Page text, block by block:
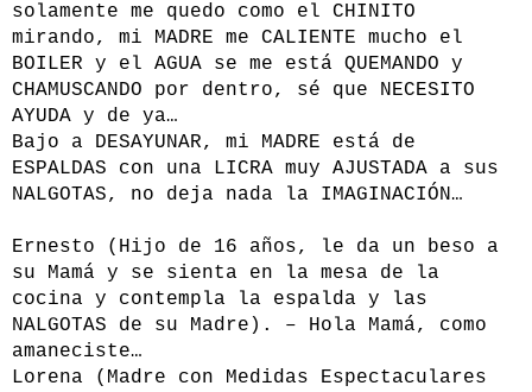
solamente me quedo como el CHINITO
mirando, mi MADRE me CALIENTE mucho el
BOILER y el AGUA se me está QUEMANDO y
CHAMUSCANDO por dentro, sé que NECESITO
AYUDA y de ya…
Bajo a DESAYUNAR, mi MADRE está de
ESPALDAS con una LICRA muy AJUSTADA a sus
NALGOTAS, no deja nada la IMAGINACIÓN…
Ernesto (Hijo de 16 años, le da un beso a
su Mamá y se sienta en la mesa de la
cocina y contempla la espalda y las
NALGOTAS de su Madre). – Hola Mamá, como
amaneciste…
Lorena (Madre con Medidas Espectaculares